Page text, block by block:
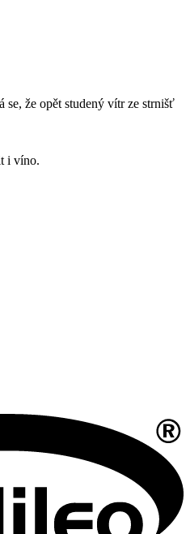
se, že opět studený vítr ze strnišť
i víno.